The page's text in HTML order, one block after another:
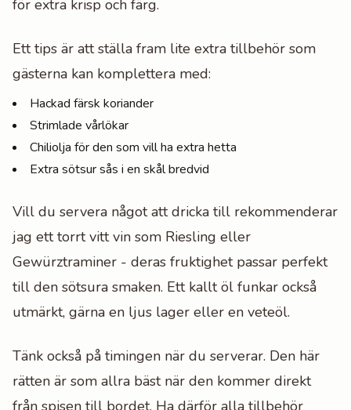
för extra krisp och färg.
Ett tips är att ställa fram lite extra tillbehör som
gästerna kan komplettera med:
Hackad färsk koriander
Strimlade vårlökar
Chiliolja för den som vill ha extra hetta
Extra sötsur sås i en skål bredvid
Vill du servera något att dricka till rekommenderar
jag ett torrt vitt vin som Riesling eller
Gewürztraminer - deras fruktighet passar perfekt
till den sötsura smaken. Ett kallt öl funkar också
utmärkt, gärna en ljus lager eller en veteöl.
Tänk också på timingen när du serverar. Den här
rätten är som allra bäst när den kommer direkt
från spisen till bordet. Ha därför alla tillbehör